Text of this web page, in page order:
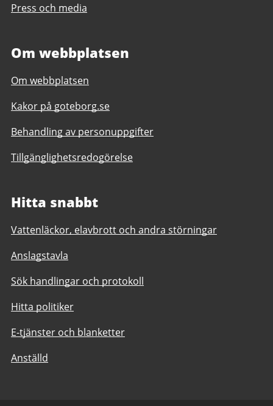
Press och media
Om webbplatsen
Om webbplatsen
Kakor på goteborg.se
Behandling av personuppgifter
Tillgänglighetsredogörelse
Hitta snabbt
Vattenläckor, elavbrott och andra störningar
Anslagstavla
Sök handlingar och protokoll
Hitta politiker
E-tjänster och blanketter
Anställd